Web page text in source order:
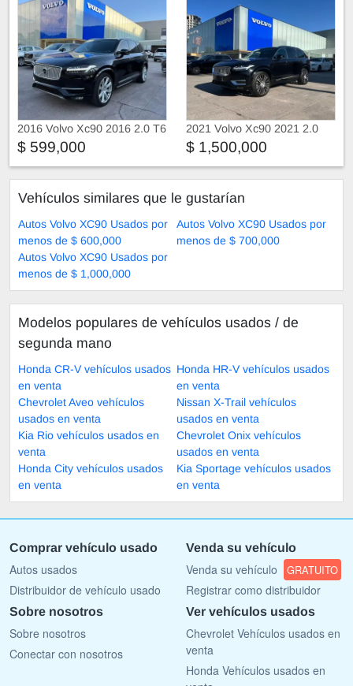
2016 Volvo Xc90 2016 2.0 T6
Inscription Awd At
$ 599,000
2021 Volvo Xc90 2021 2.0
Inscription Phev At
$ 1,500,000
Vehículos similares que le gustarían
Autos Volvo XC90 Usados por
menos de $ 600,000
Autos Volvo XC90 Usados por
menos de $ 700,000
Autos Volvo XC90 Usados por
menos de $ 1,000,000
Modelos populares de vehículos usados ​​/ de
segunda mano
Honda CR-V vehículos usados
en venta
Honda HR-V vehículos usados
en venta
Chevrolet Aveo vehículos
usados en venta
Nissan X-Trail vehículos
usados en venta
Kia Rio vehículos usados en
venta
Chevrolet Onix vehículos
usados en venta
Honda City vehículos usados
en venta
Kia Sportage vehículos usados
en venta
Comprar vehículo usado
Autos usados
Distribuidor de vehículo usado
Venda su vehículo
Venda su vehículo GRATUITO
Registrar como distribuidor
Sobre nosotros
Sobre nosotros
Conectar con nosotros
Ver vehículos usados
Chevrolet Vehículos usados en
venta
Honda Vehículos usados en